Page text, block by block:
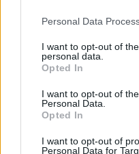
Personal Data
I want to opt-out of
personal data.
Opted In
I want to opt-out of
Personal Data.
Opted In
I want to opt-out of
Personal Data for
PANE KETO